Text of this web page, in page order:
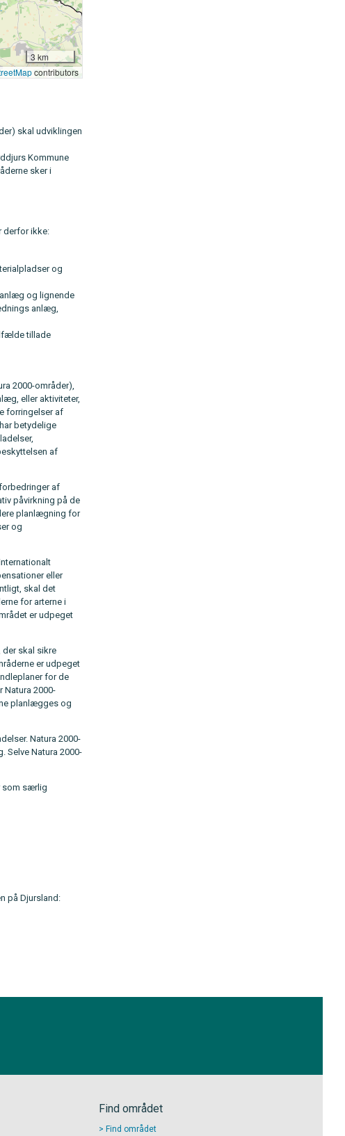
skal udviklingen
Kommune
sker i
derfor ikke:
og
og lignende
anlæg,
tillade
2000-områder),
eller aktiviteter,
forringelser af
betydelige
af
af
påvirkning på de
planlægning for
og
eller
skal det
for arterne i
er udpeget
der skal sikre
er udpeget
for de
Natura 2000-
planlægges og
Natura 2000-
Selve Natura 2000-
som særlig
på Djursland:
Find området
Find området